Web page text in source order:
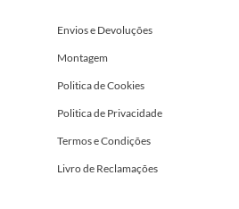
Envios e Devoluções
Montagem
Politica de Cookies
Politica de Privacidade
Termos e Condições
Livro de Reclamações